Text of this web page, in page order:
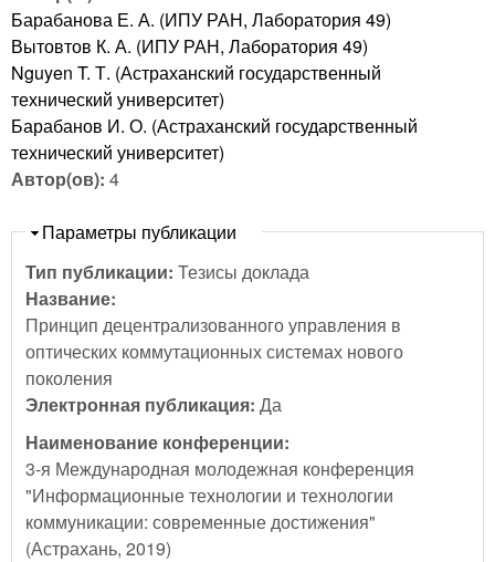
Барабанова Е. А. (ИПУ РАН, Лаборатория 49)
Вытовтов К. А. (ИПУ РАН, Лаборатория 49)
Nguyen T. Т. (Астраханский государственный
технический университет)
Барабанов И. О. (Астраханский государственный
технический университет)
Автор(ов): 4
Скрыть
Параметры публикации
Тип публикации: Тезисы доклада
Название:
Принцип децентрализованного управления в
оптических коммутационных системах нового
поколения
Электронная публикация: Да
Наименование конференции:
3-я Международная молодежная конференция
"Информационные технологии и технологии
коммуникации: современные достижения"
(Астрахань, 2019)